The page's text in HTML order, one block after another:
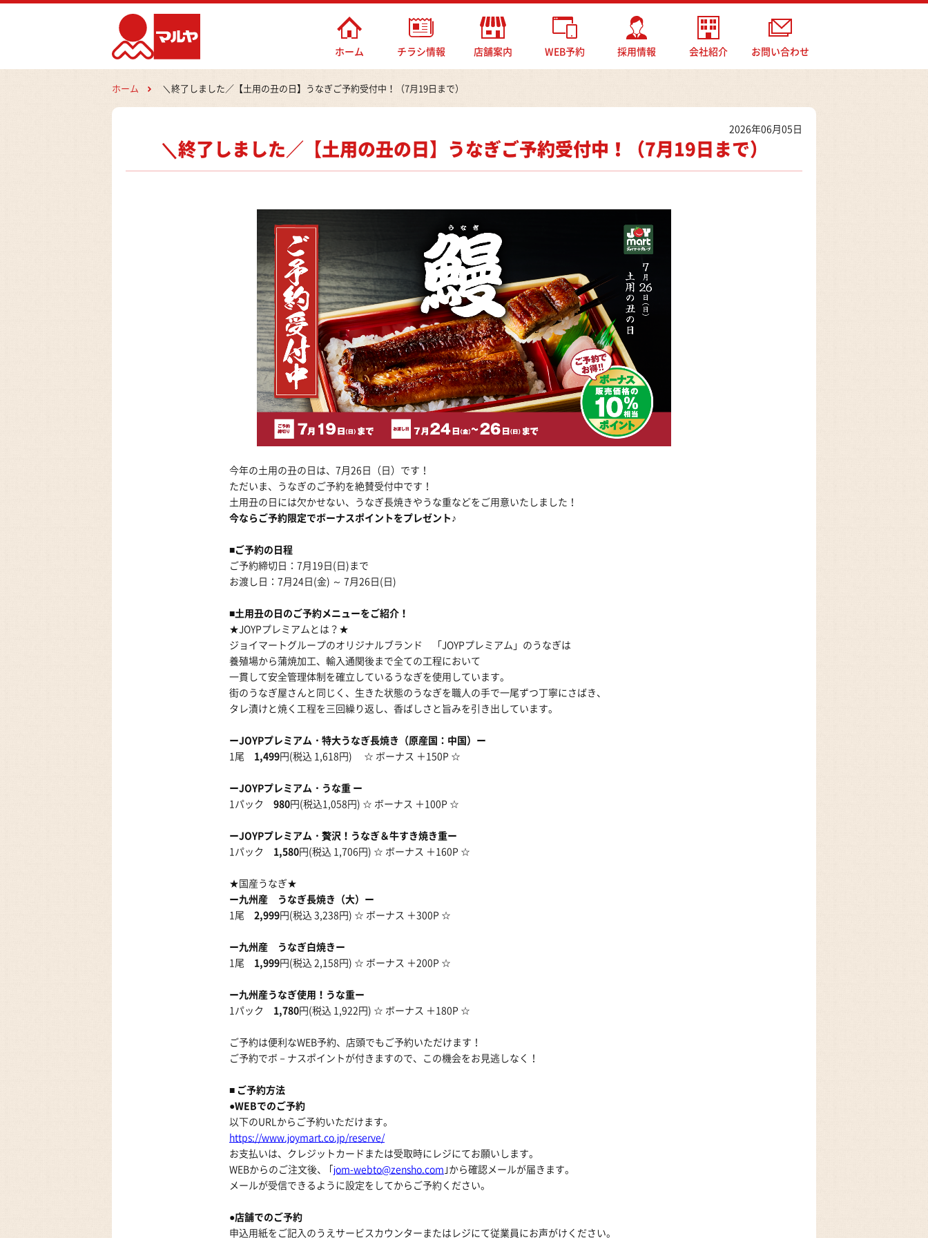
ホーム チラシ情報 店舗案内 WEB予約 採用情報 会社紹介 お問い合わせ
ホーム ＼終了しました／【土用の丑の日】うなぎご予約受付中！（7月19日まで）
2026年06月05日
＼終了しました／【土用の丑の日】うなぎご予約受付中！（7月19日まで）
今年の土用の丑の日は、7月26日（日）です！
ただいま、うなぎのご予約を絶賛受付中です！
土用丑の日には欠かせない、うなぎ長焼きやうな重などをご用意いたしました！
今ならご予約限定でボーナスポイントをプレゼント♪
■ご予約の日程
ご予約締切日：7月19日(日)まで
お渡し日：7月24日(金) ～ 7月26日(日)
■土用丑の日のご予約メニューをご紹介！
★JOYPプレミアムとは？★
ジョイマートグループのオリジナルブランド 「JOYPプレミアム」のうなぎは
養殖場から蒲焼加工、輸入通関後まで全ての工程において
一貫して安全管理体制を確立しているうなぎを使用しています。
街のうなぎ屋さんと同じく、生きた状態のうなぎを職人の手で一尾ずつ丁寧にさばき、
タレ漬けと焼く工程を三回繰り返し、香ばしさと旨みを引き出しています。
ーJOYPプレミアム・特大うなぎ長焼き （原産国：中国） ー
1尾 1,499円(税込 1,618円) ☆ ボーナス ＋150P ☆
ーJOYPプレミアム・うな重 ー
1パック 980円(税込1,058円) ☆ ボーナス ＋100P ☆
ーJOYPプレミアム・贅沢！うなぎ＆牛すき焼き重ー
1パック 1,580円(税込 1,706円) ☆ ボーナス ＋160P ☆
★国産うなぎ★
ー九州産 うなぎ長焼き（大）ー
1尾 2,999円(税込 3,238円) ☆ ボーナス ＋300P ☆
ー九州産 うなぎ白焼きー
1尾 1,999円(税込 2,158円) ☆ ボーナス ＋200P ☆
ー九州産うなぎ使用！うな重ー
1パック 1,780円(税込 1,922円) ☆ ボーナス ＋180P ☆
ご予約は便利なWEB予約、店頭でもご予約いただけます！
ご予約でボ－ナスポイントが付きますので、この機会をお見逃しなく！
■ ご予約方法
●WEBでのご予約
以下のURLからご予約いただけます。
https://www.joymart.co.jp/reserve/
お支払いは、クレジットカードまたは受取時にレジにてお願いします。
WEBからのご注文後、 ｢jom-webto@zensho.com ｣から確認メールが届きます。
メールが受信できるように設定をしてからご予約ください。
●店舗でのご予約
申込用紙をご記入のうえサービスカウンターまたはレジにて従業員にお声がけください。